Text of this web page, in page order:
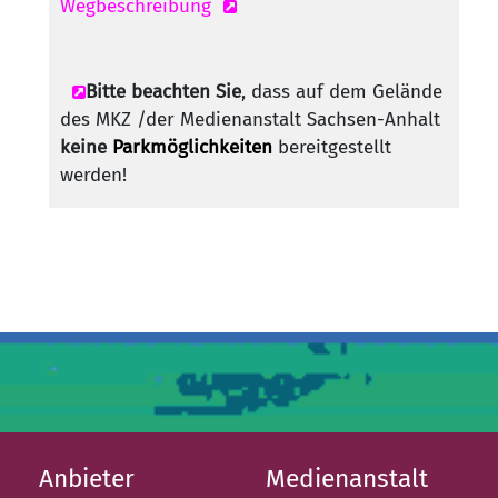
Wegbeschreibung
Bitte beachten Sie, dass auf dem Gelände
des MKZ /der Medienanstalt Sachsen-Anhalt
keine Parkmöglichkeiten bereitgestellt
werden!
Anbieter Medienanstalt